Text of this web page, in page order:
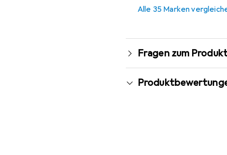
Alle 35 Marken
Fragen zum